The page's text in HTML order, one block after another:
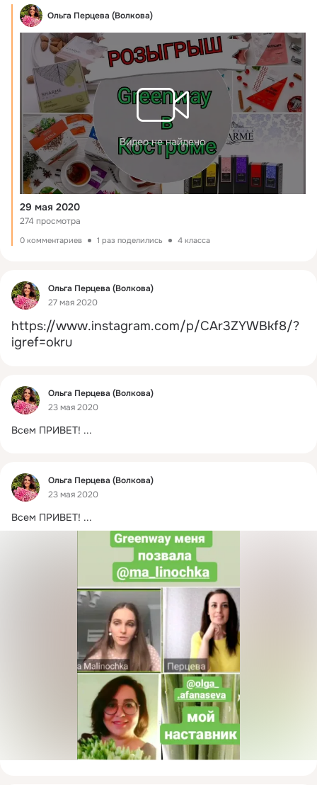
Ольга Перцева (Волкова)
Видео не найдено
29 мая 2020
274 просмотра
0 комментариев 1 раз поделились 4 класса
Фид
Ольга Перцева (Волкова)
27 мая 2020
https://www.instagram.com/p/CAr3ZYWBkf8/?
igref=okru
Фид
Ольга Перцева (Волкова)
23 мая 2020
Всем ПРИВЕТ! ...
Фид
Ольга Перцева (Волкова)
23 мая 2020
Всем ПРИВЕТ! ...